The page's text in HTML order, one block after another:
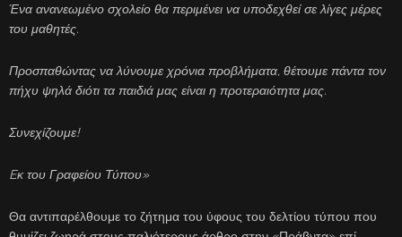
Ένα ανανεωμένο σχολείο θα περιμένει να υποδεχθεί σε λίγες μέρες
του μαθητές.
Προσπαθώντας να λύνουμε χρόνια προβλήματα, θέτουμε πάντα τον
πήχυ ψηλά διότι τα παιδιά μας είναι η προτεραιότητα μας.
Συνεχίζουμε!
Eκ του Γραφείου Τύπου»
Θα αντιπαρέλθουμε το ζήτημα του ύφους του δελτίου τύπου που